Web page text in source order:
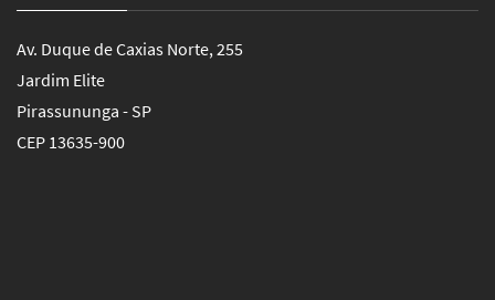
Av. Duque de Caxias Norte, 255
Jardim Elite
Pirassununga - SP
CEP 13635-900